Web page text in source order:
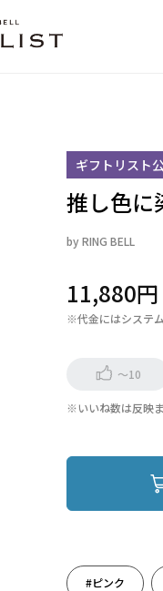
ギフトリスト
推し色に
byRING BELL
11,880円
※代金にはシステ
～10
※いいね数は反映
#ピンク